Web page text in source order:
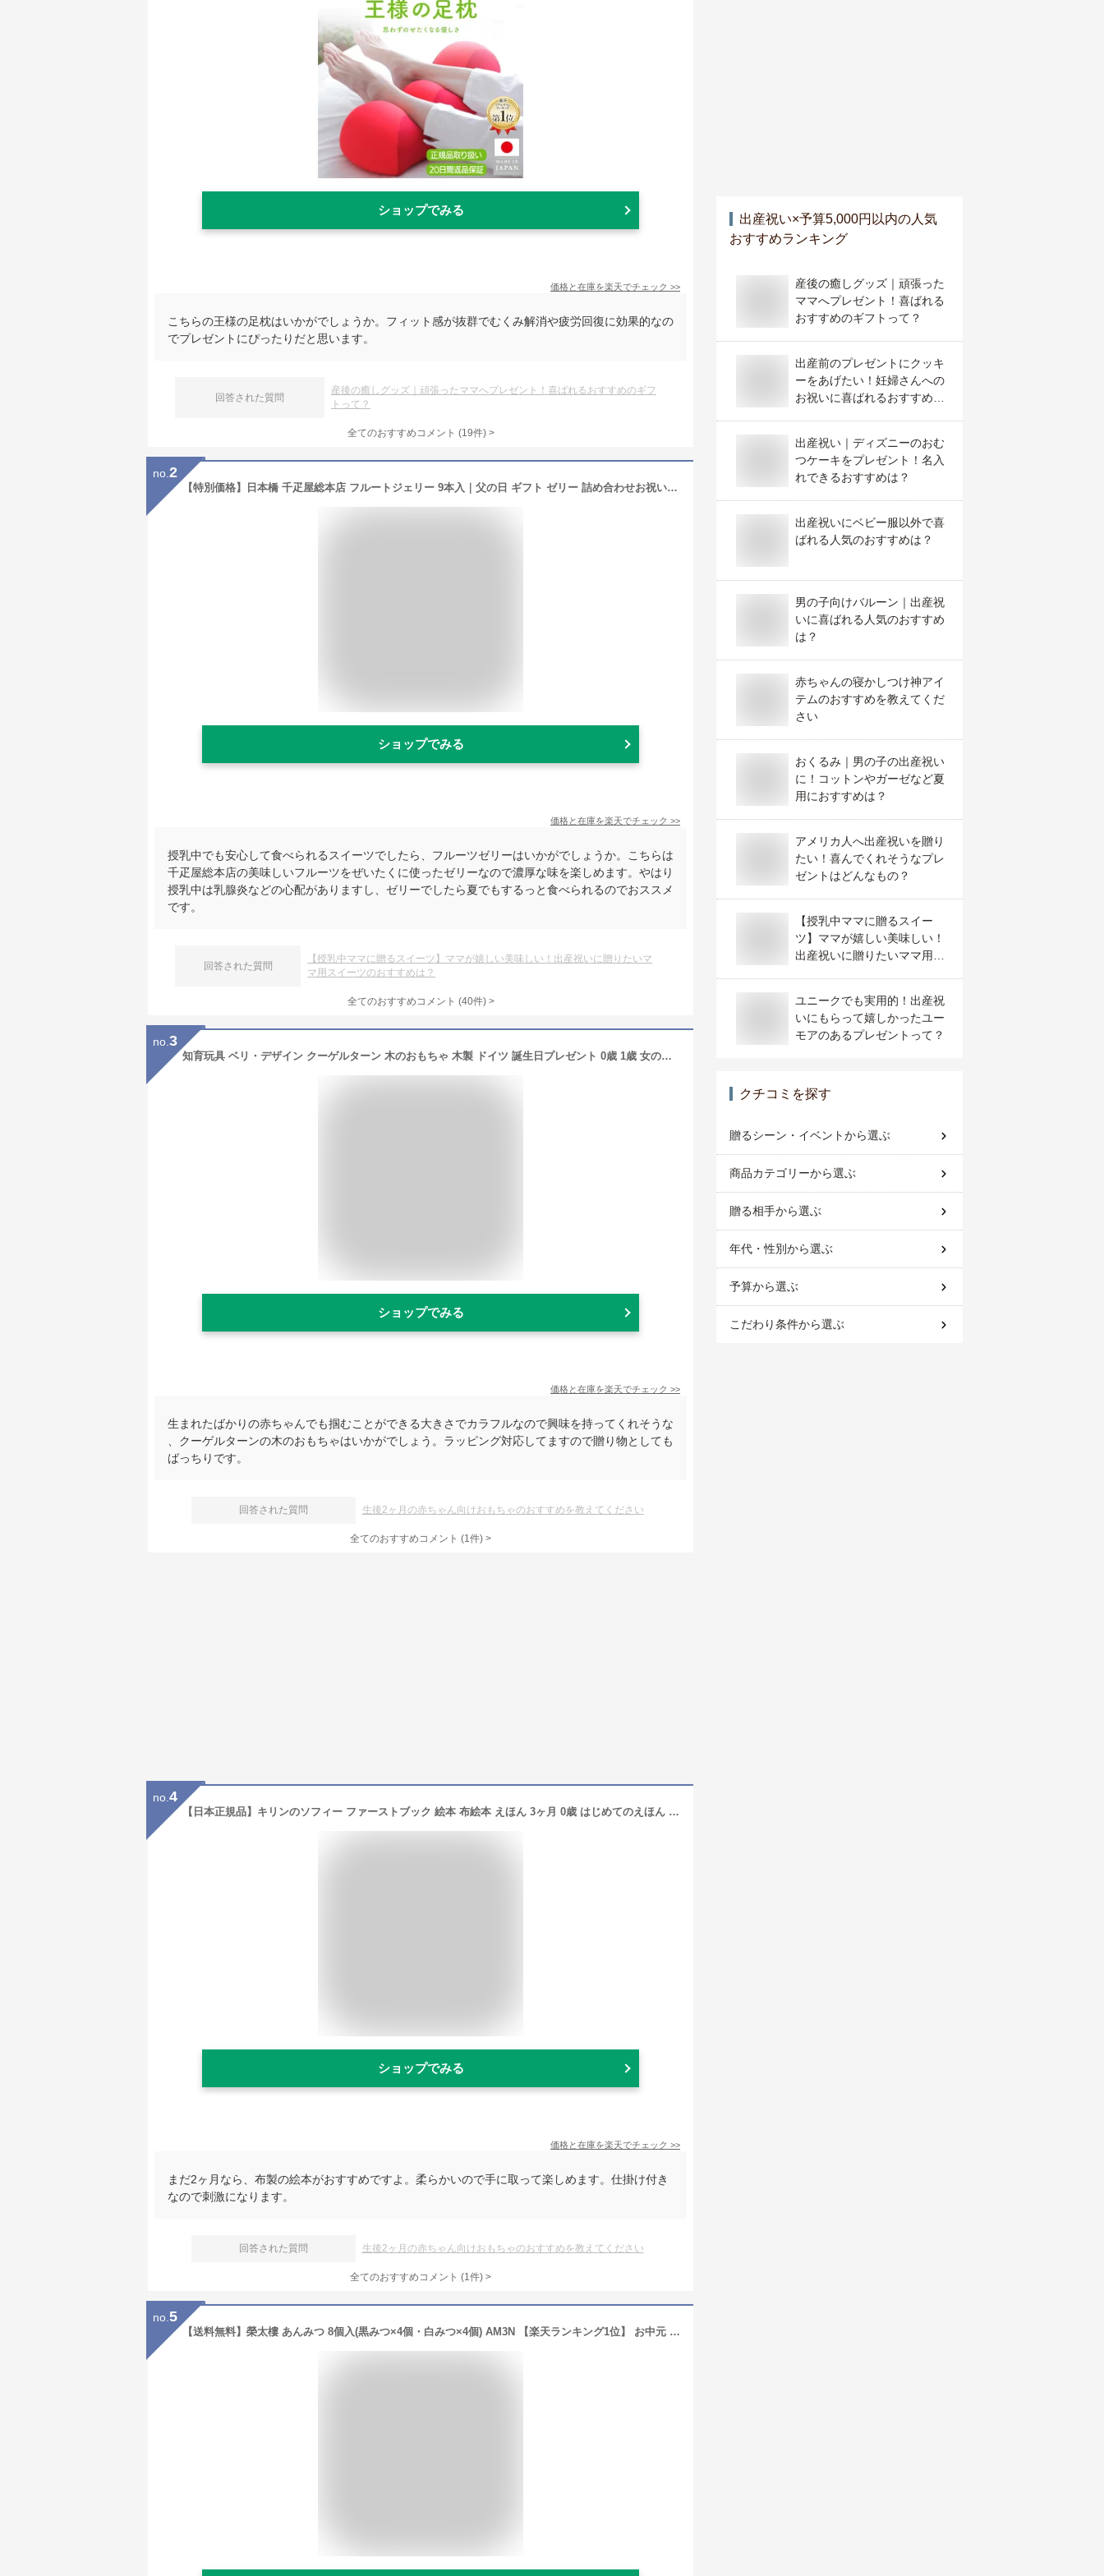
ショップでみる
価格と在庫を楽天でチェック >>
こちらの王様の足枕はいかがでしょうか。フィット感が抜群でむくみ解消や疲労回復に効果的なの
でプレゼントにぴったりだと思います。
回答された質問
産後の癒しグッズ｜頑張ったママへプレゼント！喜ばれるおすすめのギフ
トって？
全てのおすすめコメント (19件) >
no. 2
【特別価格】日本橋 千疋屋総本店 フルートジェリー 9本入｜父の日 ギフト ゼリー 詰め合わせお祝い 誕生日 結婚 出産 内祝い お返し お礼 贈り物 贈答品 お見舞い お供え 御供 香典返し お中元
ショップでみる
価格と在庫を楽天でチェック >>
授乳中でも安心して食べられるスイーツでしたら、フルーツゼリーはいかがでしょうか。こちらは
千疋屋総本店の美味しいフルーツをぜいたくに使ったゼリーなので濃厚な味を楽しめます。やはり
授乳中は乳腺炎などの心配がありますし、ゼリーでしたら夏でもするっと食べられるのでおススメ
です。
回答された質問
【授乳中ママに贈るスイーツ】ママが嬉しい美味しい！出産祝いに贈りたいマ
マ用スイーツのおすすめは？
全てのおすすめコメント (40件) >
no. 3
知育玩具 ベリ・デザイン クーゲルターン 木のおもちゃ 木製 ドイツ 誕生日プレゼント 0歳 1歳 女の子 男の子 子供 出産祝い ラトル 赤ちゃん ベビー がらがらラトル ボール 安心 ベビートイ つかみ 幼児 男 女 知育 お祝い 玩具 ベビーオモチャ 木 クリスマスプレゼント
ショップでみる
価格と在庫を楽天でチェック >>
生まれたばかりの赤ちゃんでも掴むことができる大きさでカラフルなので興味を持ってくれそうな
、クーゲルターンの木のおもちゃはいかがでしょう。ラッピング対応してますので贈り物としても
ばっちりです。
回答された質問 生後2ヶ月の赤ちゃん向けおもちゃのおすすめを教えてください
全てのおすすめコメント (1件) >
no. 4
【日本正規品】キリンのソフィー ファーストブック 絵本 布絵本 えほん 3ヶ月 0歳 はじめてのえほん 初めての絵本 ファーストトイ Sophie la girafe 知育玩具 おもちゃ 男の子 女の子 赤ちゃん 知育 ベビー 出産祝い オモチャ しかけ やわらか 安全
ショップでみる
価格と在庫を楽天でチェック >>
まだ2ヶ月なら、布製の絵本がおすすめですよ。柔らかいので手に取って楽しめます。仕掛け付き
なので刺激になります。
回答された質問 生後2ヶ月の赤ちゃん向けおもちゃのおすすめを教えてください
全てのおすすめコメント (1件) >
no. 5
【送料無料】榮太樓 あんみつ 8個入(黒みつ×4個・白みつ×4個) AM3N 【楽天ランキング1位】 お中元 夏ギフト おしゃれ ギフト 老舗 高級 和菓子 お取り寄せ 贅沢 スイーツ 常温 手土産 プレゼント 健康 内祝い 御中元 暑中見舞い 残暑 日本橋 2026
出産祝い×予算5,000円以内の人気
おすすめランキング
産後の癒しグッズ｜頑張った
ママへプレゼント！喜ばれる
おすすめのギフトって？
出産前のプレゼントにクッキ
ーをあげたい！妊婦さんへの
お祝いに喜ばれるおすすめ
出産祝い｜ディズニーのおむ
つケーキをプレゼント！名入
れできるおすすめは？
出産祝いにベビー服以外で喜
ばれる人気のおすすめは？
男の子向けバルーン｜出産祝
いに喜ばれる人気のおすすめ
は？
赤ちゃんの寝かしつけ神アイ
テムのおすすめを教えてくだ
さい
おくるみ｜男の子の出産祝い
に！コットンやガーゼなど夏
用におすすめは？
アメリカ人へ出産祝いを贈り
たい！喜んでくれそうなプレ
ゼントはどんなもの？
【授乳中ママに贈るスイー
ツ】ママが嬉しい美味しい！
出産祝いに贈りたいママ用ス
ユニークでも実用的！出産祝
いにもらって嬉しかったユー
モアのあるプレゼントって？
クチコミを探す
贈るシーン・イベントから選ぶ
商品カテゴリーから選ぶ
贈る相手から選ぶ
年代・性別から選ぶ
予算から選ぶ
こだわり条件から選ぶ